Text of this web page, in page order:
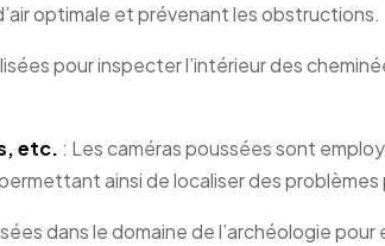
optimale et prévenant les obstructions.
pour inspecter l’intérieur des
etc. : Les caméras poussées sont
ainsi de localiser des
dans le domaine de l’archéologie